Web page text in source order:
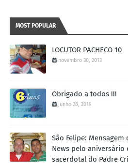
MOST POPULAR
LOCUTOR PACHECO 10
novembro 30, 2013
Obrigado a todos !!!
junho 28, 2019
São Felipe: Mensagem
News pelo aniversário
sacerdotal do Padre